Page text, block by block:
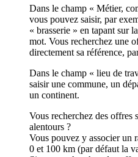
Dans le champ « Métier,
vous pouvez saisir, par
« brasserie » en tapant sur
mot. Vous recherchez une
directement sa référence,
Dans le champ « lieu de
saisir une commune, un
un continent.
Vous recherchez des offres
alentours ?
Vous pouvez y associer un
0 et 100 km (par défaut la